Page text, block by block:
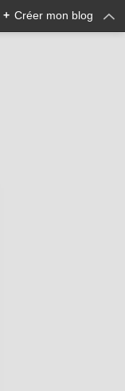
+ Créer mon blog